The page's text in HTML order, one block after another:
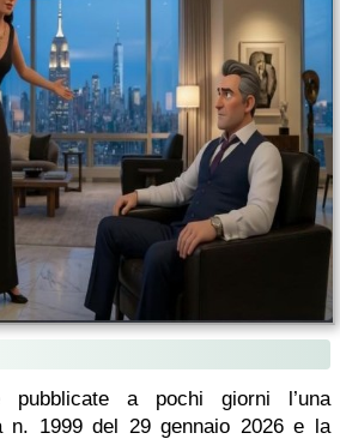
pubblicate a pochi giorni l’una
n. 1999 del 29 gennaio 2026 e la